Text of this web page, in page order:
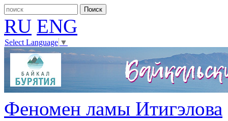
RU ENG
Select Language ▼
Феномен ламы Итигэлова